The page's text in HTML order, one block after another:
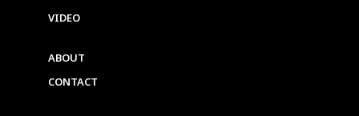
VIDEO
ABOUT
CONTACT